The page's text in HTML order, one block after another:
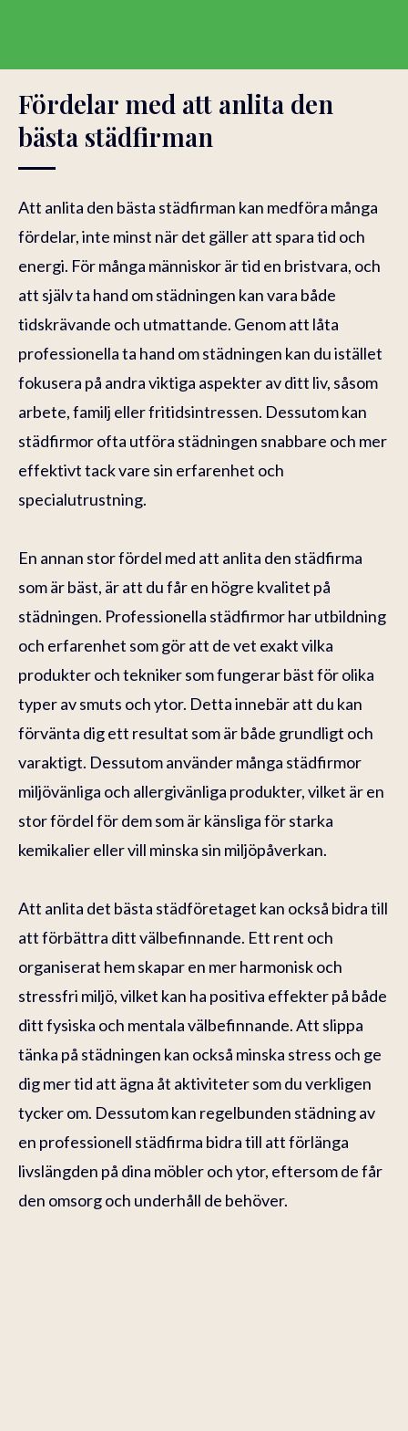
Fördelar med att anlita den
bästa städfirman
Att anlita den bästa städfirman kan medföra många
fördelar, inte minst när det gäller att spara tid och
energi. För många människor är tid en bristvara, och
att själv ta hand om städningen kan vara både
tidskrävande och utmattande. Genom att låta
professionella ta hand om städningen kan du istället
fokusera på andra viktiga aspekter av ditt liv, såsom
arbete, familj eller fritidsintressen. Dessutom kan
städfirmor ofta utföra städningen snabbare och mer
effektivt tack vare sin erfarenhet och
specialutrustning.
En annan stor fördel med att anlita den städfirma
som är bäst, är att du får en högre kvalitet på
städningen. Professionella städfirmor har utbildning
och erfarenhet som gör att de vet exakt vilka
produkter och tekniker som fungerar bäst för olika
typer av smuts och ytor. Detta innebär att du kan
förvänta dig ett resultat som är både grundligt och
varaktigt. Dessutom använder många städfirmor
miljövänliga och allergivänliga produkter, vilket är en
stor fördel för dem som är känsliga för starka
kemikalier eller vill minska sin miljöpåverkan.
Att anlita det bästa städföretaget kan också bidra till
att förbättra ditt välbefinnande. Ett rent och
organiserat hem skapar en mer harmonisk och
stressfri miljö, vilket kan ha positiva effekter på både
ditt fysiska och mentala välbefinnande. Att slippa
tänka på städningen kan också minska stress och ge
dig mer tid att ägna åt aktiviteter som du verkligen
tycker om. Dessutom kan regelbunden städning av
en professionell städfirma bidra till att förlänga
livslängden på dina möbler och ytor, eftersom de får
den omsorg och underhåll de behöver.